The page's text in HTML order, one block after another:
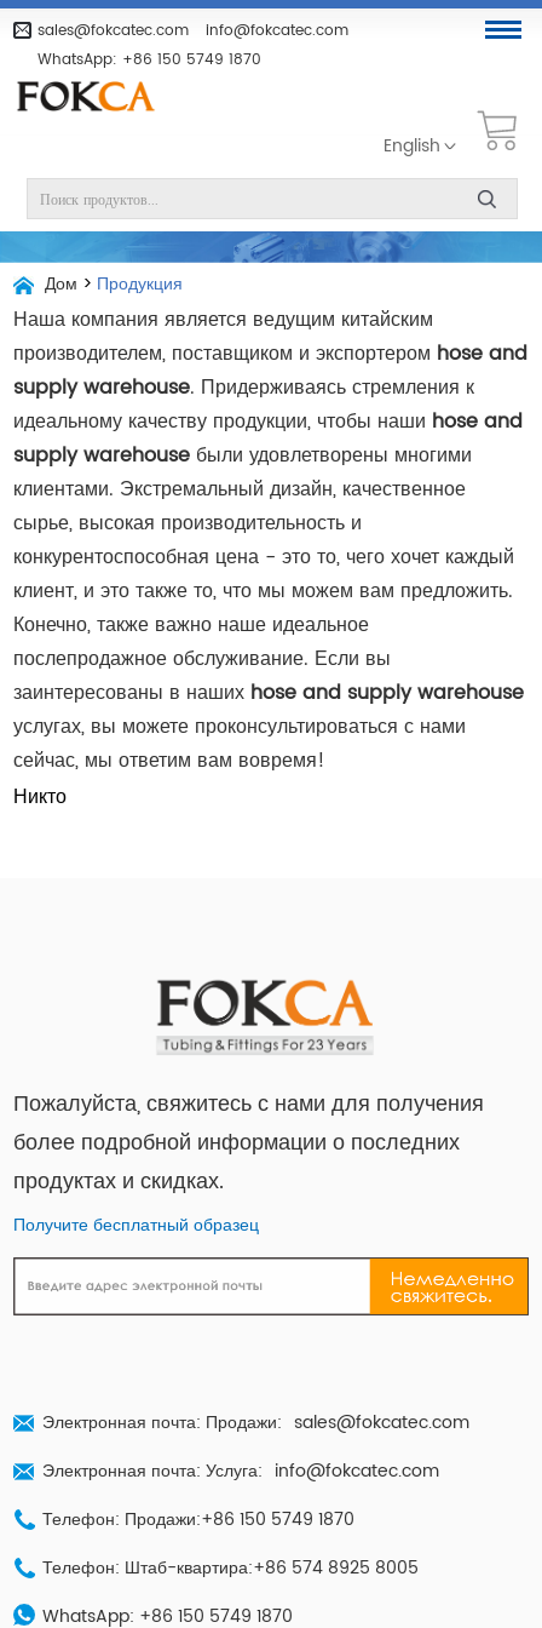
sales@fokcatec.com
info@fokcatec.com
WhatsApp: +86 150 5749 1870
English
Дом > Продукция
Наша компания является ведущим китайским
производителем, поставщиком и экспортером hose and
supply warehouse. Придерживаясь стремления к
идеальному качеству продукции, чтобы наши hose and
supply warehouse были удовлетворены многими
клиентами. Экстремальный дизайн, качественное
сырье, высокая производительность и
конкурентоспособная цена - это то, чего хочет каждый
клиент, и это также то, что мы можем вам предложить.
Конечно, также важно наше идеальное
послепродажное обслуживание. Если вы
заинтересованы в наших hose and supply warehouse
услугах, вы можете проконсультироваться с нами
сейчас, мы ответим вам вовремя!
Никто
Пожалуйста, свяжитесь с нами для получения
более подробной информации о последних
продуктах и ​​скидках.
Получите бесплатный образец
Электронная почта: Продажи: sales@fokcatec.com
Электронная почта: Услуга: info@fokcatec.com
Телефон: Продажи:+86 150 5749 1870
Телефон: Штаб-квартира:+86 574 8925 8005
WhatsApp: +86 150 5749 1870